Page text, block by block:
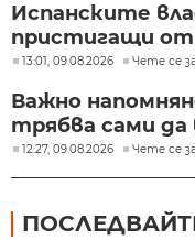
Испанските
пристигащи от
13:01, 09.08.2026 Чете се
Важно
трябва сами да
12:27, 09.08.2026 Чете се